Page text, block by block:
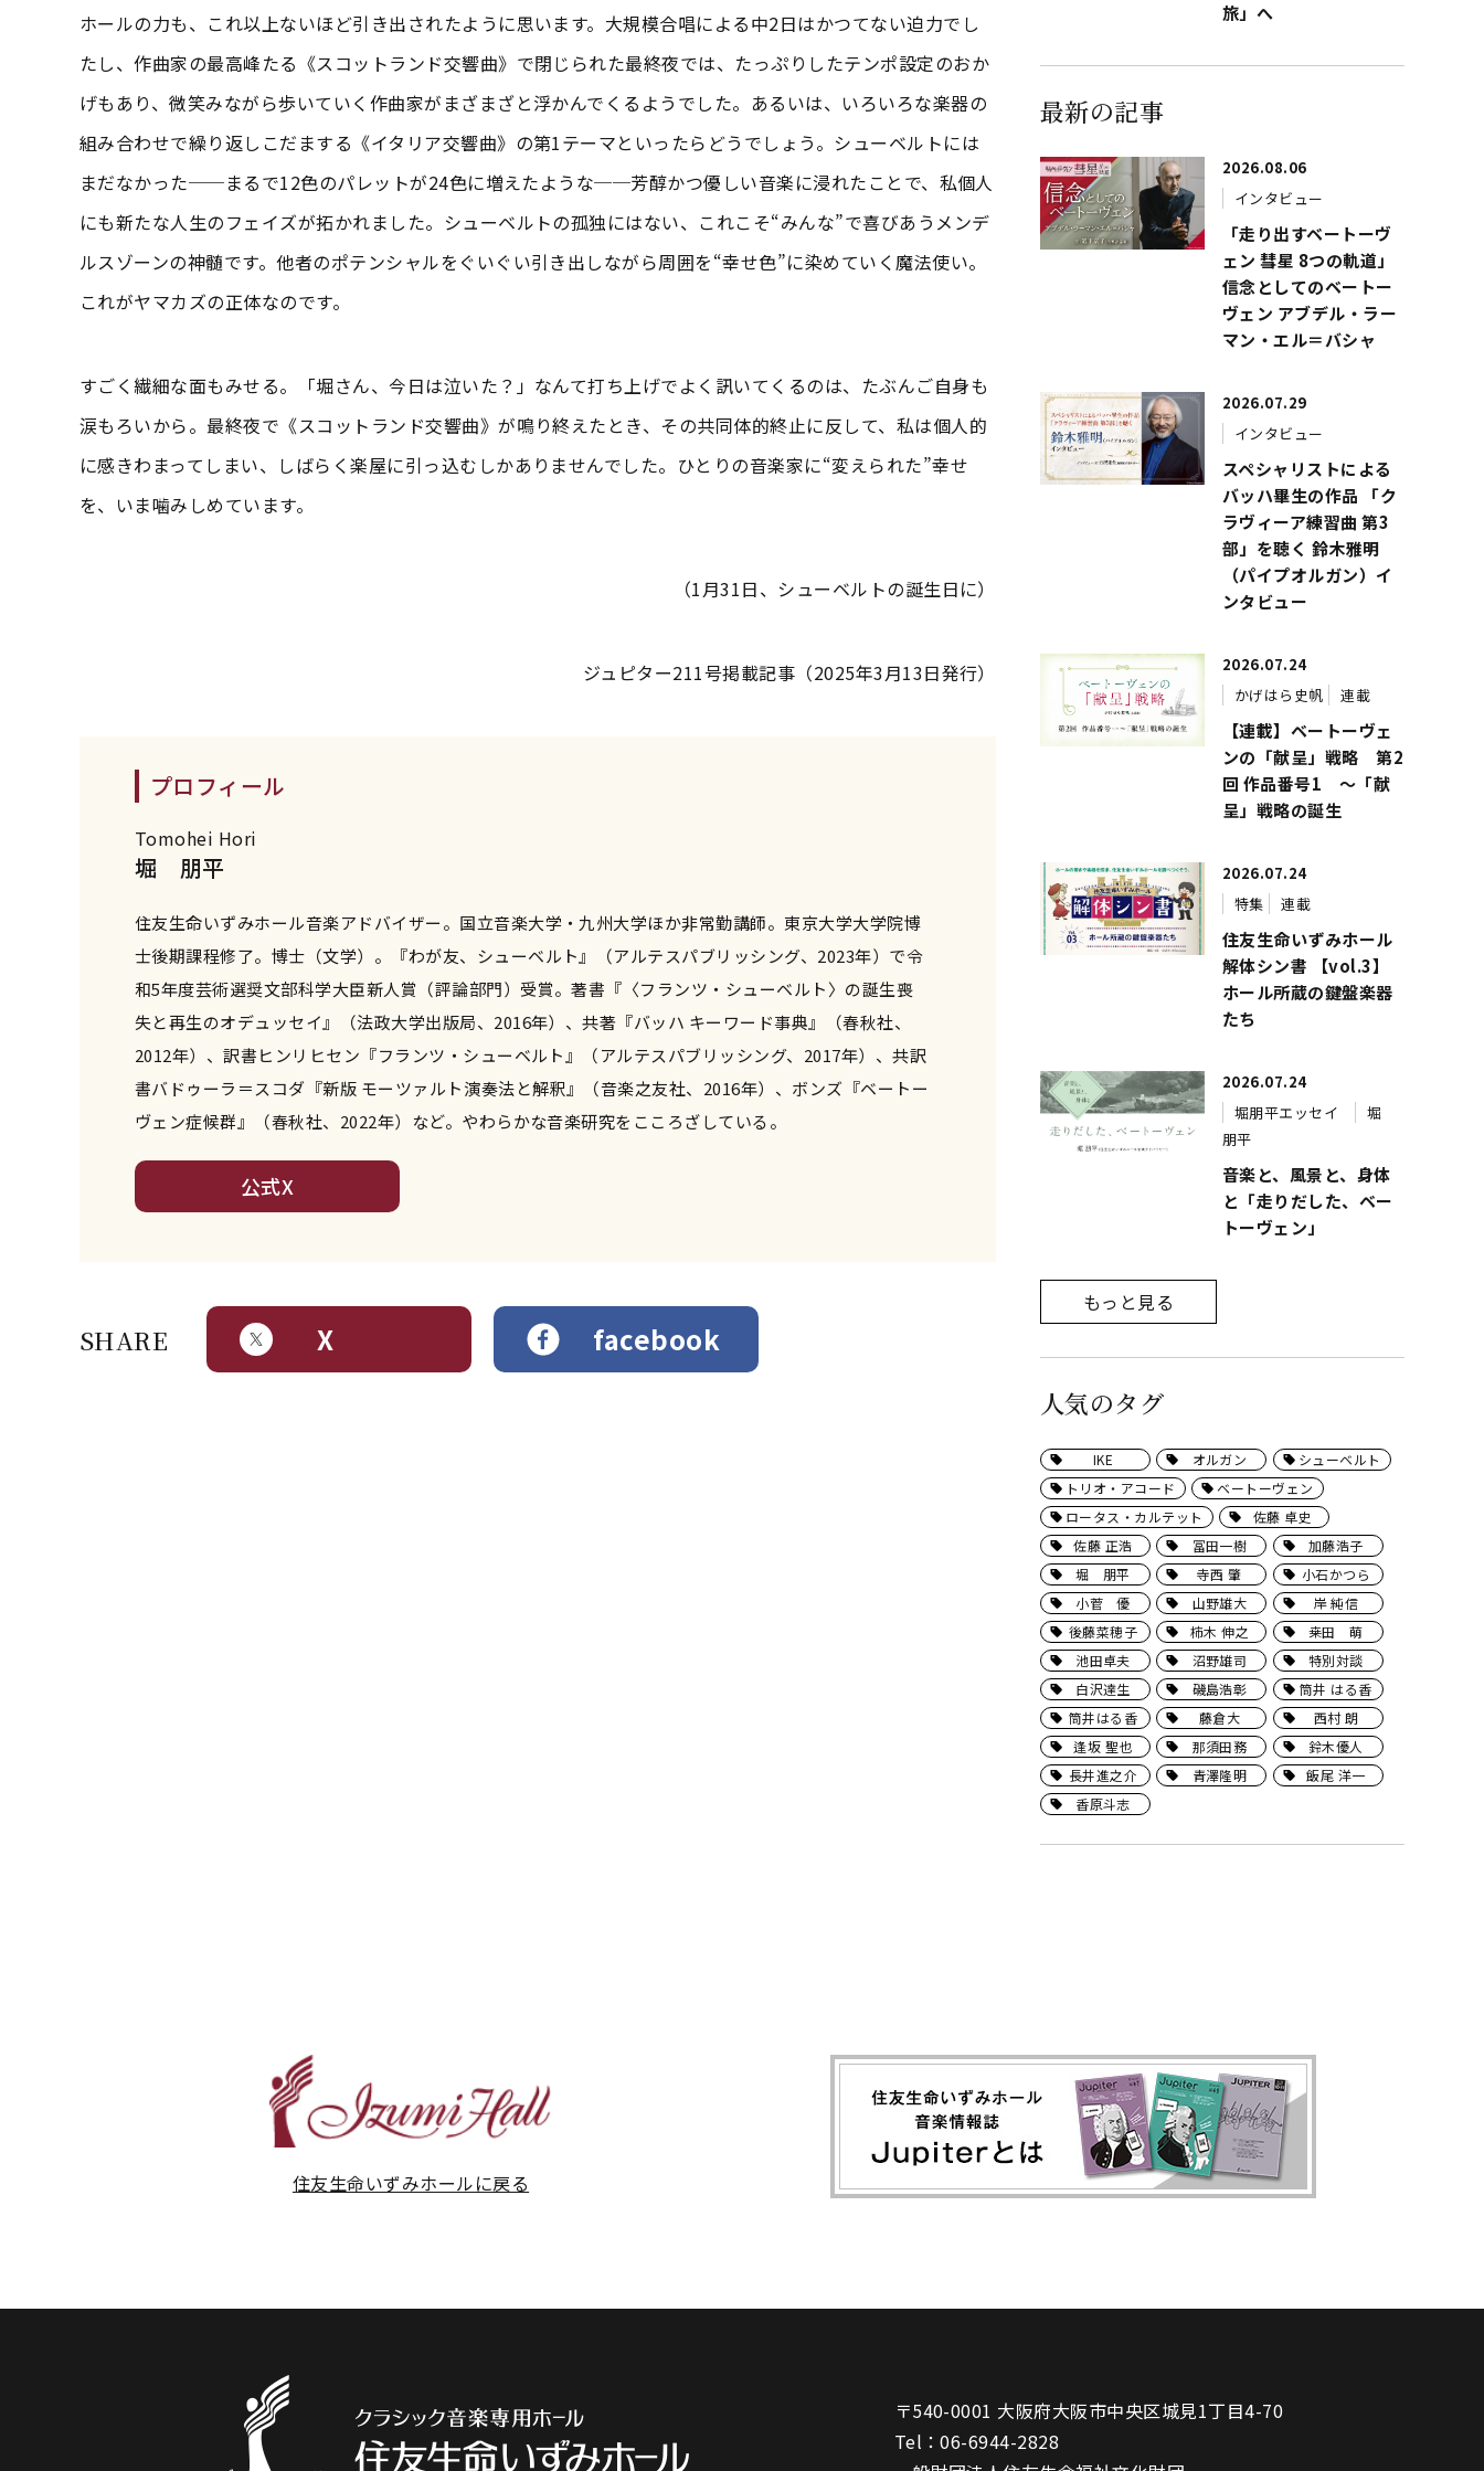
ホールの力も、これ以上ないほど引き出されたように思います。大規模合唱による中2日はかつてない迫力でし
たし、作曲家の最高峰たる《スコットランド交響曲》で閉じられた最終夜では、たっぷりしたテンポ設定のおか
げもあり、微笑みながら歩いていく作曲家がまざまざと浮かんでくるようでした。あるいは、いろいろな楽器の
組み合わせで繰り返しこだまする《イタリア交響曲》の第1テーマといったらどうでしょう。シューベルトには
まだなかった──まるで12色のパレットが24色に増えたような──芳醇かつ優しい音楽に浸れたことで、私個人
にも新たな人生のフェイズが拓かれました。シューベルトの孤独にはない、これこそ“みんな”で喜びあうメンデ
ルスゾーンの神髄です。他者のポテンシャルをぐいぐい引き出しながら周囲を“幸せ色”に染めていく魔法使い。
これがヤマカズの正体なのです。
すごく繊細な面もみせる。「堀さん、今日は泣いた？」なんて打ち上げでよく訊いてくるのは、たぶんご自身も
涙もろいから。最終夜で《スコットランド交響曲》が鳴り終えたとき、その共同体的終止に反して、私は個人的
に感きわまってしまい、しばらく楽屋に引っ込むしかありませんでした。ひとりの音楽家に“変えられた”幸せ
を、いま噛みしめています。
（1月31日、シューベルトの誕生日に）
ジュピター211号掲載記事（2025年3月13日発行）
プロフィール
Tomohei Hori
堀 朋平
住友生命いずみホール音楽アドバイザー。国立音楽大学・九州大学ほか非常勤講師。東京大学大学院博
士後期課程修了。博士（文学）。『わが友、シューベルト』（アルテスパブリッシング、2023年）で令
和5年度芸術選奨文部科学大臣新人賞（評論部門）受賞。著書『〈フランツ・シューベルト〉の誕生――喪
失と再生のオデュッセイ』（法政大学出版局、2016年）、共著『バッハ キーワード事典』（春秋社、
2012年）、訳書ヒンリヒセン『フランツ・シューベルト』（アルテスパブリッシング、2017年）、共訳
書バドゥーラ＝スコダ『新版 モーツァルト――演奏法と解釈』（音楽之友社、2016年）、ボンズ『ベートー
ヴェン症候群』（春秋社、2022年）など。やわらかな音楽研究をこころざしている。
公式X
SHARE X facebook
旅」へ
最新の記事
2026.08.06
インタビュー
「走り出すベートーヴ
ェン 彗星 8つの軌道」
信念としてのベートー
ヴェン アブデル・ラー
マン・エル＝バシャ
2026.07.29
インタビュー
スペシャリストによる
バッハ畢生の作品 「ク
ラヴィーア練習曲 第3
部」を聴く 鈴木雅明
（パイプオルガン）イ
ンタビュー
2026.07.24
かげはら史帆
連載
【連載】ベートーヴェ
ンの「献呈」戦略 第2
回 作品番号1 ～「献
呈」戦略の誕生
2026.07.24
特集
連載
住友生命いずみホール
解体シン書 【vol.3】
ホール所蔵の鍵盤楽器
たち
2026.07.24
堀朋平エッセイ
堀
朋平
音楽と、風景と、身体
と「走りだした、ベー
トーヴェン」
もっと見る
人気のタグ
IKE オルガン
シューベルト
トリオ・アコード
ベートーヴェン
ロータス・カルテット
佐藤 卓史
佐藤 正浩
冨田一樹
加藤浩子
堀 朋平
寺西 肇
小石かつら
小菅 優
山野雄大
岸 純信
後藤菜穂子
柿木 伸之
桒田 萌
池田卓夫
沼野雄司
特別対談
白沢達生
磯島浩彰
筒井 はる香
筒井はる香
藤倉大
西村 朗
逢坂 聖也
那須田務
鈴木優人
長井進之介
青澤隆明
飯尾 洋一
香原斗志
住友生命いずみホールに戻る
〒540-0001 大阪府大阪市中央区城見1丁目4-70
Tel：06-6944-2828